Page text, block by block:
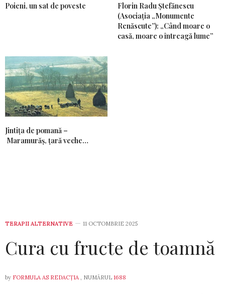
Poieni, un sat de poveste
Florin Radu Ștefănescu
(Asociația „Monumente
Renăscute”): „Când moare o
casă, moare o întreagă lume”
Jintiţa de pomană –
Maramurăş, ţară veche…
TERAPII ALTERNATIVE 11 OCTOMBRIE 2025
Cura cu fructe de toamnă
by FORMULA AS REDACȚIA , NUMĂRUL 1688